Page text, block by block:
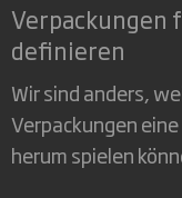
Verpackungen
definieren
Wir sind anders,
Verpackungen
herum spielen